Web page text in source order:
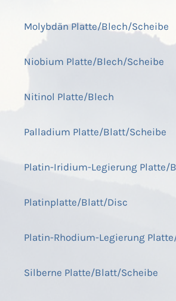
Molybdän Platte/Blech/Scheibe
Niobium Platte/Blech/Scheibe
Nitinol Platte/Blech
Palladium Platte/Blatt/Scheibe
Platin-Iridium-Legierung Platte/
Platinplatte/Blatt/Disc
Platin-Rhodium-Legierung
Silberne Platte/Blatt/Scheibe